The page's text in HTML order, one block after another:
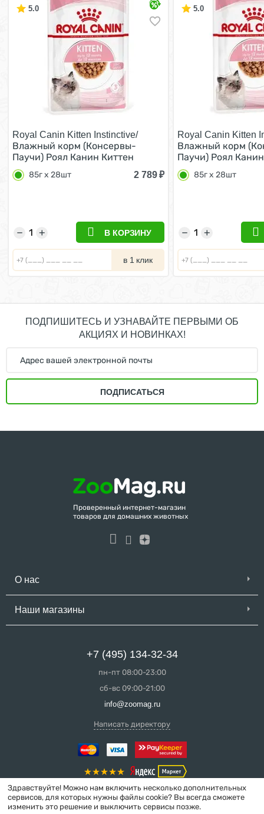
5.0
Royal Canin Kitten Instinctive/
Влажный корм (Консервы-
Паучи) Роял Канин Киттен
Инстинктив для Котят в
возрасте от 4 до 12 месяцев в
85г х 28шт 2 789₽
+
− В КОРЗИНУ
в 1 клик
5.0
Royal Canin Kitten
Влажный корм
Паучи) Роял
Инстинктив для
возрасте от 4 до
85г х 28шт
+
−
ПОДПИШИТЕСЬ И УЗНАВАЙТЕ ПЕРВЫМИ ОБ
АКЦИЯХ И НОВИНКАХ!
ПОДПИСАТЬСЯ
Проверенный интернет-магазин
товаров для домашних животных
О нас
Наши магазины
+7 (495) 134-32-34
пн-пт 08:00-23:00
сб-вс 09:00-21:00
info@zoomag.ru
Написать директору
Здравствуйте! Можно нам включить несколько дополнительных
сервисов, для которых нужны файлы cookie? Вы всегда сможете
изменить это решение и выключить сервисы позже.